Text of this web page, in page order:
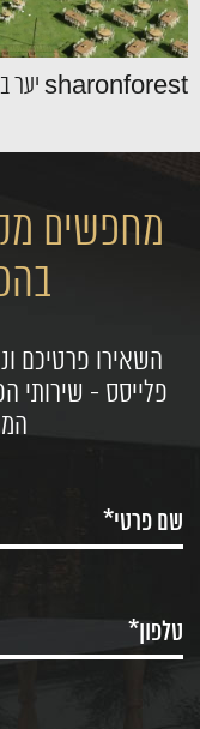
sharonforest יער בשרון
מחפשים
השאירו פרטיכם
פלייסס - שירותי